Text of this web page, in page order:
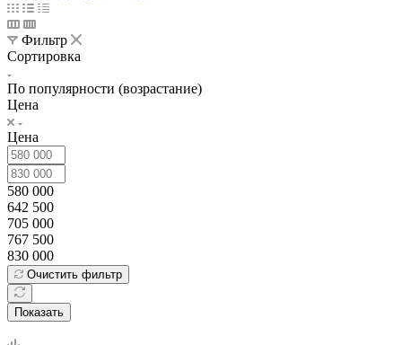
Фильтр
Сортировка
По популярности (возрастание)
Цена
Цена
580 000
642 500
705 000
767 500
830 000
Очистить фильтр
Показать